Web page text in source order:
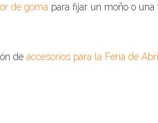
de goma para fijar un moño o
de accesorios para la Feria de Abril